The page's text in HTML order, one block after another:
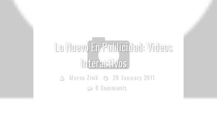
Lo Nuevo En Publicidad: Videos
Interactivos
Marco Zink
20 January 2011
0 Comments